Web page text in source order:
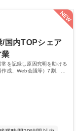
/国内TOPシェア
を記録し原因究明を助ける
成、Web会議等）7割、外